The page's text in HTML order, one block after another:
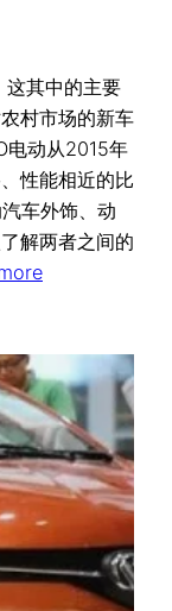
这其中的主要
村市场的新车
电动从2015年
性能相近的比
车外饰、动
解两者之间的